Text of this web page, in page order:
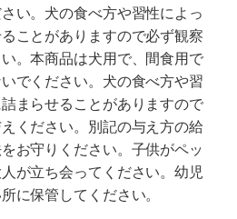
い。犬の食べ方や習性によっ
ことがありますので必ず観察
。本商品は犬用で、間食用で
でください。犬の食べ方や習
まらせることがありますので
ください。別記の与え方の給
お守りください。子供がペッ
が立ち会ってください。幼児
に保管してください。